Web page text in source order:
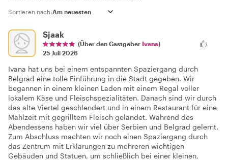
Sortieren nach:
Sjaak
(Über den Gastgeber Ivana)
25 Juli 2026
Ivana hat uns bei einem entspannten Spaziergang durch
Belgrad eine tolle Einführung in die Stadt gegeben. Wir
begannen in einem kleinen Laden mit einem Regal voller
lokalem Käse und Fleischspezialitäten. Danach sind wir durch
das alte Viertel geschlendert und in einem Restaurant für eine
Mahlzeit mit gegrilltem Fleisch gelandet. Während des
Abendessens haben wir viel über Serbien und Belgrad gelernt.
Zum Abschluss machten wir noch einen Spaziergang durch
das Zentrum mit Erklärungen zu mehreren wichtigen
Gebäuden und Statuen, um schließlich bei einer kleinen,